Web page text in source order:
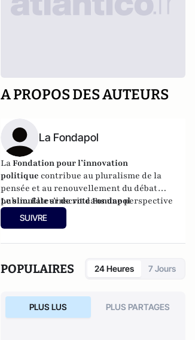
A PROPOS DES AUTEURS
La Fondapol
LaFondation pour l’innovation
politique contribue au pluralisme de la
pensée et au renouvellement du débat
public. Elle s’inscrit dans une perspective
libérale, progressiste et européenne.
Le simulateur de vote Fondapol
SUIVRE
POPULAIRES 24 Heures 7 Jours
PLUS LUS PLUS PARTAGES